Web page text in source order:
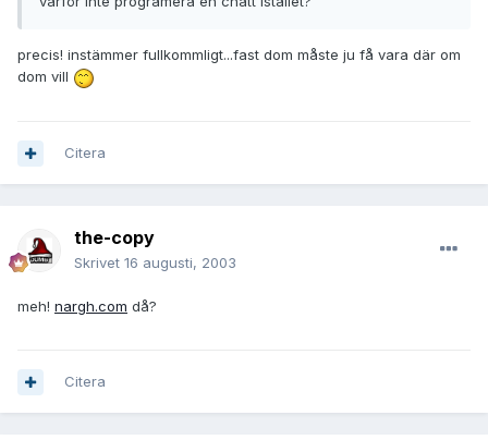
precis! instämmer fullkommligt...fast dom måste ju få vara där om
dom vill
Citera
the-copy
Skrivet 16 augusti, 2003
meh! nargh.com då?
Citera